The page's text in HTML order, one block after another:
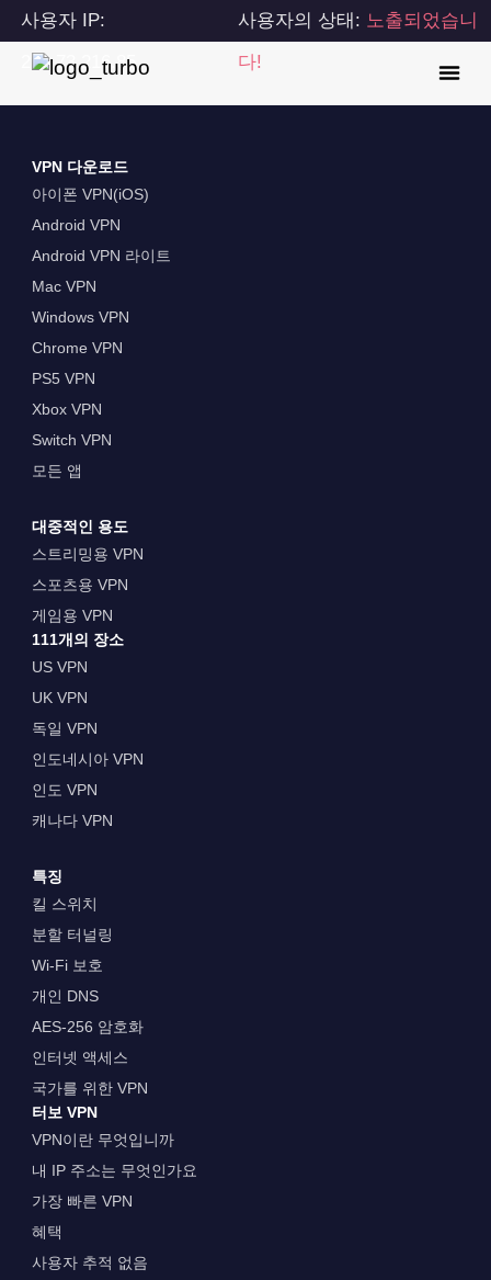
사용자 IP:
216.73.216.85
사용자의 상태: 노출되었습니
다!
VPN 다운로드
아이폰 VPN(iOS)
Android VPN
Android VPN 라이트
Mac VPN
Windows VPN
Chrome VPN
PS5 VPN
Xbox VPN
Switch VPN
모든 앱
대중적인 용도
스트리밍용 VPN
스포츠용 VPN
게임용 VPN
111개의 장소
US VPN
UK VPN
독일 VPN
인도네시아 VPN
인도 VPN
캐나다 VPN
특징
킬 스위치
분할 터널링
Wi-Fi 보호
개인 DNS
AES-256 암호화
인터넷 액세스
국가를 위한 VPN
터보 VPN
VPN이란 무엇입니까
내 IP 주소는 무엇인가요
가장 빠른 VPN
혜택
사용자 추적 없음